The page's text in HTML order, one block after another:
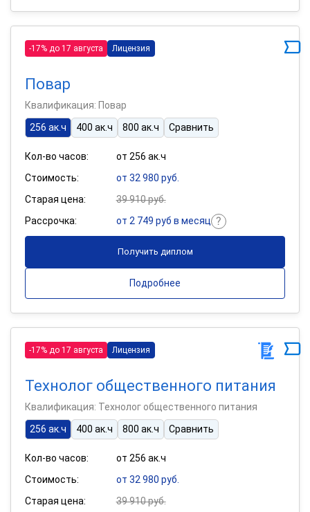
-17% до 17 августа Лицензия
Повар
Квалификация: Повар
256 ак.ч
400 ак.ч 800 ак.ч Сравнить
Кол-во часов:
от 256 ак.ч
Стоимость:
от 32 980 руб.
Старая цена:
39 910 руб.
Рассрочка:
от 2 749 руб в месяц
Получить диплом
Подробнее
-17% до 17 августа Лицензия
Технолог общественного питания
Квалификация: Технолог общественного питания
256 ак.ч
400 ак.ч 800 ак.ч Сравнить
Кол-во часов:
от 256 ак.ч
Стоимость:
от 32 980 руб.
Старая цена:
39 910 руб.